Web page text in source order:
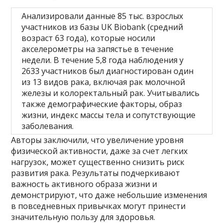
Анализировали данные 85 тыс. взрослых
участников из базы UK Biobank (средний
возраст 63 года), которые носили
акселерометры на запястье в течение
недели. В течение 5,8 года наблюдения у
2633 участников был диагностирован один
из 13 видов рака, включая рак молочной
железы и колоректальный рак. Учитывались
также демографические факторы, образ
жизни, индекс массы тела и сопутствующие
заболевания.
Авторы заключили, что увеличение уровня
физической активности, даже за счет легких
нагрузок, может существенно снизить риск
развития рака. Результаты подчеркивают
важность активного образа жизни и
демонстрируют, что даже небольшие изменения
в повседневных привычках могут принести
значительную пользу для здоровья.